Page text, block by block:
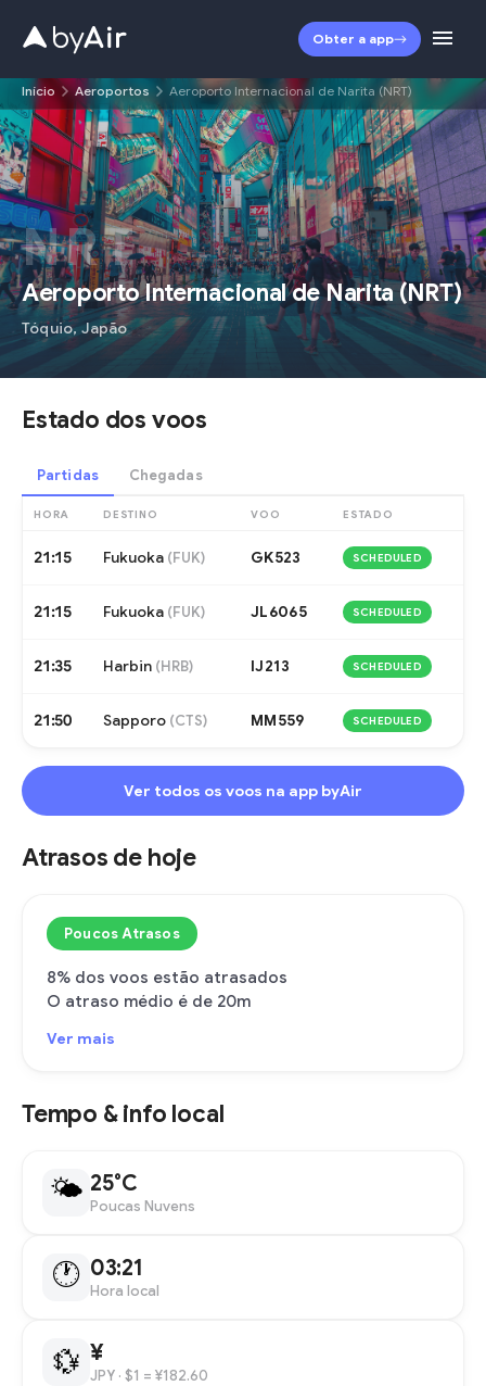
Obter a app
Início Aeroportos Aeroporto Internacional de Narita (NRT)
NRT
Aeroporto Internacional de Narita(NRT)
Tóquio, Japão
Estado dos voos
Partidas Chegadas
HORA DESTINO VOO ESTADO
21:15 Fukuoka (FUK) GK523 SCHEDULED
21:15 Fukuoka (FUK) JL6065 SCHEDULED
21:35 Harbin (HRB) IJ213 SCHEDULED
21:50 Sapporo (CTS) MM559 SCHEDULED
Ver todos os voos na app byAir
Atrasos de hoje
Poucos Atrasos
8% dos voos estão atrasados
O atraso médio é de 20m
Ver mais
Tempo & info local
🌤 25°C
Poucas Nuvens
🕐 03:21
Hora local
💱 ¥
JPY · $1 = ¥182.60